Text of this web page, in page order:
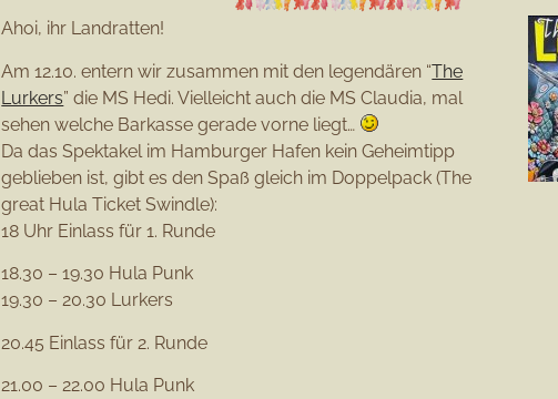
Ahoi, ihr Landratten!
Am 12.10. entern wir zusammen mit den legendären “The
Lurkers” die MS Hedi. Vielleicht auch die MS Claudia, mal
sehen welche Barkasse gerade vorne liegt…
Da das Spektakel im Hamburger Hafen kein Geheimtipp
geblieben ist, gibt es den Spaß gleich im Doppelpack (The
great Hula Ticket Swindle):
18 Uhr Einlass für 1. Runde
18.30 – 19.30 Hula Punk
19.30 – 20.30 Lurkers
20.45 Einlass für 2. Runde
21.00 – 22.00 Hula Punk